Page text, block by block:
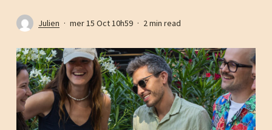
Julien mer 15 Oct 10h59 2 min read